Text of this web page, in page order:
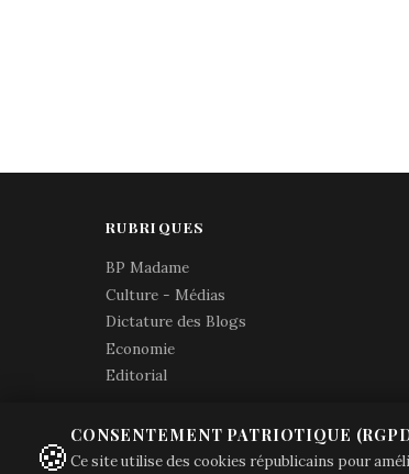
RUBRIQUES
BP Madame
Culture - Médias
Dictature des Blogs
Economie
Editorial
🍪
CONSENTEMENT PATRIOTIQUE
Ce site utilise des cookies républicains pour